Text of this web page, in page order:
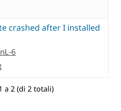
crashed after I installed
6
a 2 (di 2 totali)